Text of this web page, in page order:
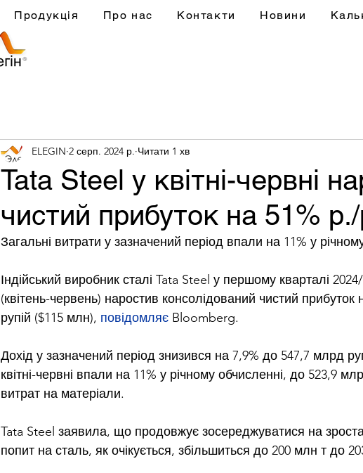
Продукція Про нас Контакти Новини
Tata Steel у квітні-червні
чистий прибуток на 51%
ELEGIN 2 серп. 2024 р. Читати 1 хв
Загальні витрати у зазначений період впали на 11% у
Індійський виробник сталі Tata Steel у першому кварталі
(квітень-червень) наростив консолідований чистий
рупій ($115 млн), повідомляє Bloomberg.
Дохід у зазначений період знизився на 7,9% до 547,7 млрд
квітні-червні впали на 11% у річному обчисленні, до 523,9
витрат на матеріали.
Tata Steel заявила, що продовжує зосереджуватися на
попит на сталь, як очікується, збільшиться до 200 млн т до